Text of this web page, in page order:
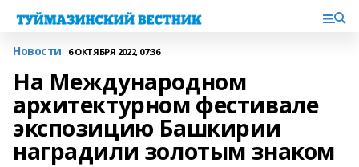
Новости 6 ОКТЯБРЯ 2022, 07:36
На Международном
архитектурном фестивале
экспозицию Башкирии
наградили золотым знаком